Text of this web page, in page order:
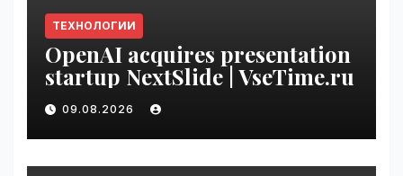
ТЕХНОЛОГИИ
OpenAI acquires presentation
startup NextSlide | VseTime.ru
09.08.2026